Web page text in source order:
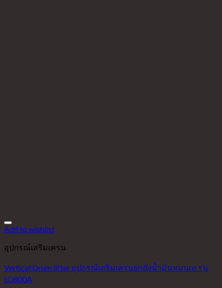
Add to wishlist
อุปกรณ์เสริมเครน
Vertical Drum lifter อุปกรณ์เสริมเครนยกถังน้ำมันหมุนเท รุ่น
LG800A